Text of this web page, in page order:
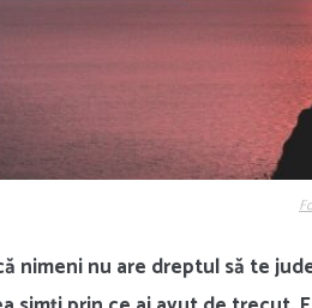
nimeni nu are dreptul să te